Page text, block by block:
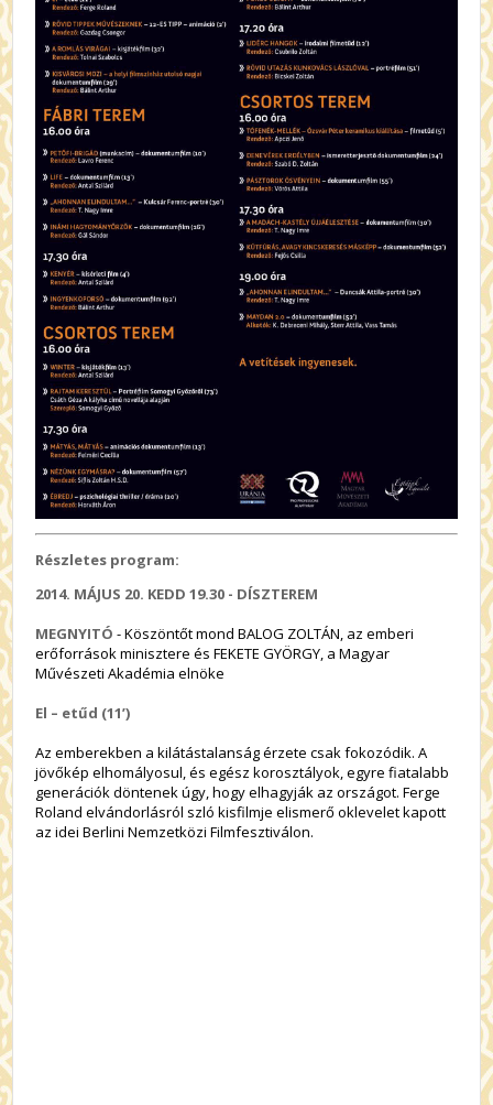
Részletes program:
2014. MÁJUS 20. KEDD19.30 - DÍSZTEREM
MEGNYITÓ - Köszöntőt mond BALOG ZOLTÁN, az emberi
erőforrások minisztere és FEKETE GYÖRGY, a Magyar
Művészeti Akadémia elnöke
El – etűd (11’)
Az emberekben a kilátástalanság érzete csak fokozódik. A
jövőkép elhomályosul, és egész korosztályok, egyre fiatalabb
generációk döntenek úgy, hogy elhagyják az országot. Ferge
Roland elvándorlásról szló kisfilmje elismerő oklevelet kapott
az idei Berlini Nemzetközi Filmfesztiválon.